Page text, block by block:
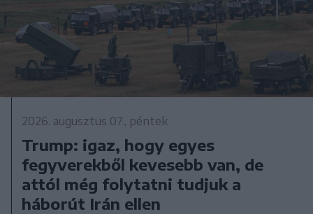
2026. augusztus 07., péntek
Trump: igaz, hogy egyes
fegyverekből kevesebb van, de
attól még folytatni tudjuk a
háborút Irán ellen